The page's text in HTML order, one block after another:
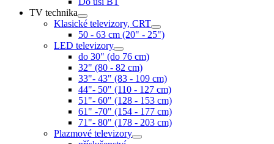
TV technika
Klasické televizory, CRT
50 - 63 cm (20" - 25")
LED televizory
do 30" (do 76 cm)
32" (80 - 82 cm)
33"- 43" (83 - 109 cm)
44"- 50" (110 - 127 cm)
51"- 60" (128 - 153 cm)
61" -70" (154 - 177 cm)
71"- 80" (178 - 203 cm)
Plazmové televizory